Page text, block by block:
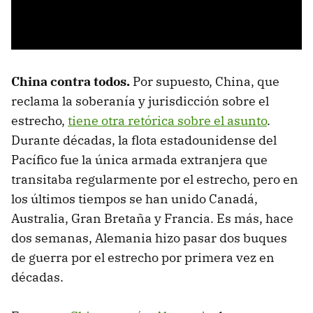
China contra todos. Por supuesto, China, que
reclama la soberanía y jurisdicción sobre el
estrecho, tiene otra retórica sobre el asunto.
Durante décadas, la flota estadounidense del
Pacífico fue la única armada extranjera que
transitaba regularmente por el estrecho, pero en
los últimos tiempos se han unido Canadá,
Australia, Gran Bretaña y Francia. Es más, hace
dos semanas, Alemania hizo pasar dos buques
de guerra por el estrecho por primera vez en
décadas.